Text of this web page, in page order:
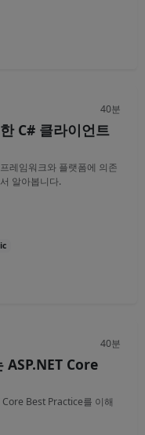
40분
C# 클라이언트
레임워크와 플랫폼에 의존
알아봅니다.
40분
Core
Core Best Practice를 이해